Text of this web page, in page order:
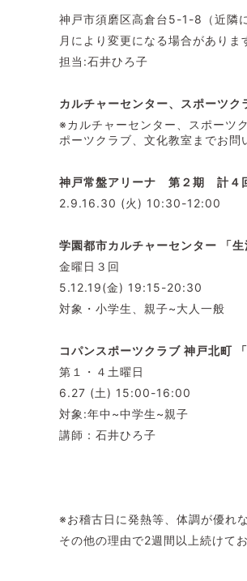
神戸市須磨区高倉台5-1-8（近隣
月により変更になる場合がありま
担当:石井ひろ子
カルチャーセンター、スポーツク
※カルチャーセンター、スポーツ
ポーツクラブ、文化教室までお問
神戸常盤アリーナ 第２期 計４回
2.9.16.30 (火) 10:30-12:00
学園都市カルチャーセンター 「生
金曜日３回
5.12.19(金) 19:15-20:30
対象・小学生、親子~大人一般
コパンスポーツクラブ 神戸北町
第１・４土曜日
6.27 (土) 15:00-16:00
対象:年中~中学生~親子
講師：石井ひろ子
※お稽古日に発熱等、体調が優れ
その他の理由で2週間以上続けて